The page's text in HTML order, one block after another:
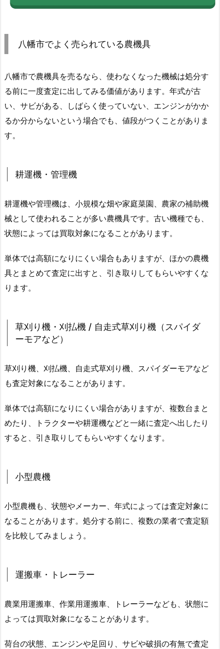
八幡市でよく売られている農機具
八幡市で農機具を売るなら、使わなくなった機械は処分す
る前に一度査定に出してみる価値があります。年式が古
い、サビがある、しばらく使っていない、エンジンがかか
るか分からないという場合でも、値段がつくことがありま
す。
耕運機・管理機
耕運機や管理機は、小規模な畑や家庭菜園、農家の補助機
械として使われることが多い農機具です。古い機種でも、
状態によっては買取対象になることがあります。
単体では高額になりにくい場合もありますが、ほかの農機
具とまとめて査定に出すと、引き取りしてもらいやすくな
ります。
草刈り機・刈払機 / 自走式草刈り機（スパイダ
ーモアなど）
草刈り機、刈払機、自走式草刈り機、スパイダーモアなど
も査定対象になることがあります。
単体では高額になりにくい場合がありますが、複数台まと
めたり、トラクターや耕運機などと一緒に査定へ出したり
すると、引き取りしてもらいやすくなります。
小型農機
小型農機も、状態やメーカー、年式によっては査定対象に
なることがあります。処分する前に、複数の業者で査定額
を比較してみましょう。
運搬車・トレーラー
農業用運搬車、作業用運搬車、トレーラーなども、状態に
よっては買取対象になることがあります。
荷台の状態、エンジンや足回り、サビや破損の有無で査定